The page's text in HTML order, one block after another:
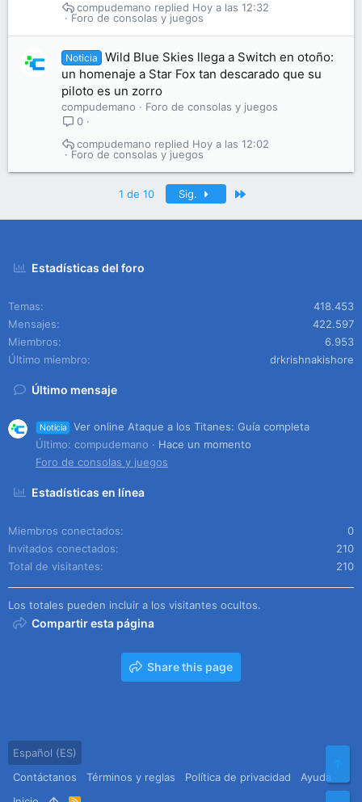
Foro de consolas y juegos
Hoy a las 12:32
compudemano
Noticia
Wild Blue Skies llega a Switch en otoño:
un homenaje a Star Fox tan descarado que su
piloto es un zorro
compudemano
Foro de consolas y juegos
0
Foro de consolas y juegos
Hoy a las 12:02
compudemano
1 de 10 Sig.
Estadísticas del foro
Temas
418.453
Mensajes
422.597
Miembros
6.953
Último miembro
drkrishnakishore
Último mensaje
Noticia
Ver online Ataque a los Titanes: Guía completa
Último: compudemano
Hace un momento
Foro de consolas y juegos
Estadísticas en línea
Miembros conectados
0
Invitados conectados
210
Total de visitantes
210
Los totales pueden incluir a los visitantes ocultos.
Compartir esta página
Share this page
Español (ES)
Contáctanos
Términos y reglas Política de privacidad
Ayuda